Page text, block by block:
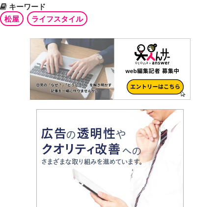
キーワード
松屋
ライフスタイル